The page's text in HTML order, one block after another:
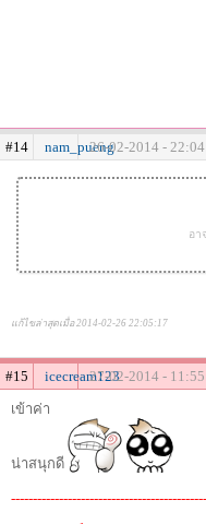
#14 nam_pueng26-02-2014 -
อา
แก้ไขล่าสุดเมื่อ 2014-02-26 22:05:17
#15 icecream12327-02-2014 -
เข้าค่า
น่าสนุกดี
---------------------------------------------